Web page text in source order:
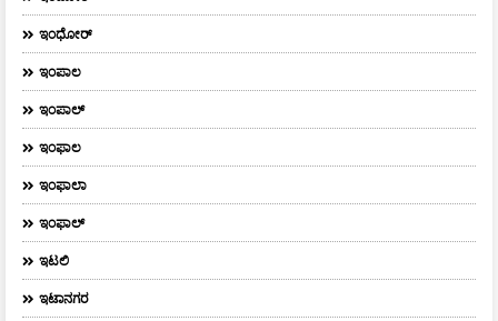
ಇಂಧೋರ್
ಇಂಪಾಲ
ಇಂಪಾಲ್‌
ಇಂಫಾಲ
ಇಂಫಾಲಾ
ಇಂಫಾಲ್
ಇಟಲಿ
ಇಟಾನಗರ